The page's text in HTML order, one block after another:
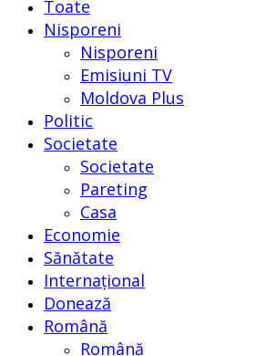
Toate
Nisporeni
Nisporeni
Emisiuni TV
Moldova Plus
Politic
Societate
Societate
Pareting
Casa
Economie
Sănătate
Internațional
Donează
Română
Română